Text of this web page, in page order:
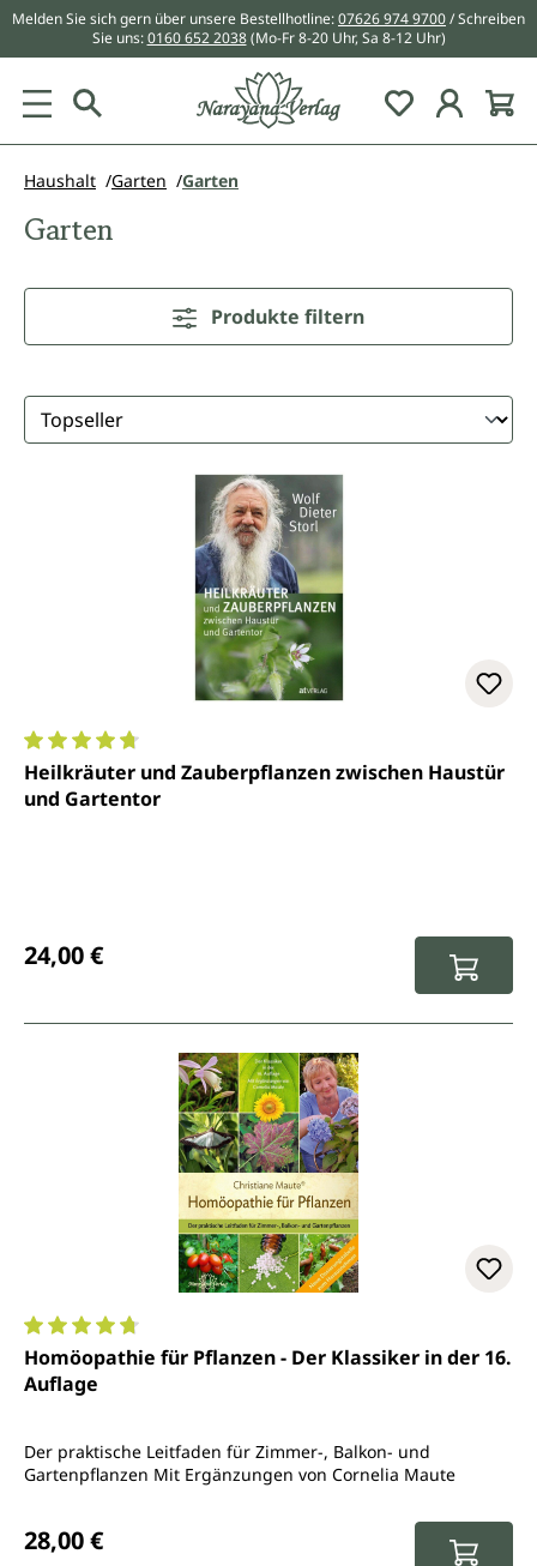
springen
Melden Sie sich gern über unsere Bestellhotline:07626 974 9700/ Schreiben
Sie uns:0160 652 2038 (Mo-Fr 8-20 Uhr, Sa 8-12 Uhr)
Du hast 0
Haushalt Garten Garten
Garten
Produkte filtern
Durchschnittliche Bewertung von 4.7 von 5 Sternen
Heilkräuter und Zauberpflanzen zwischen Haustür
und Gartentor
24,00 €
Durchschnittliche Bewertung von 4.8 von 5 Sternen
Homöopathie für Pflanzen - Der Klassiker in der 16.
Auflage
Der praktische Leitfaden für Zimmer-, Balkon- und
Gartenpflanzen Mit Ergänzungen von Cornelia Maute
28,00 €